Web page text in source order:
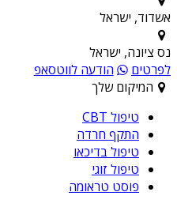
אשדוד, ישראל
נס ציונה, ישראל
לפרטים
הודעה לווטסאפ
המיקום שלך
טיפול CBT
התקף חרדה
טיפול בדיכאו
טיפול זוגי
פוסט טראומה